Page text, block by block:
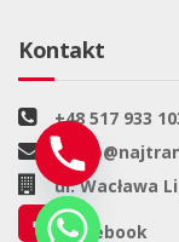
Kontakt
+48 517 933
ul. Wacława
Facebook